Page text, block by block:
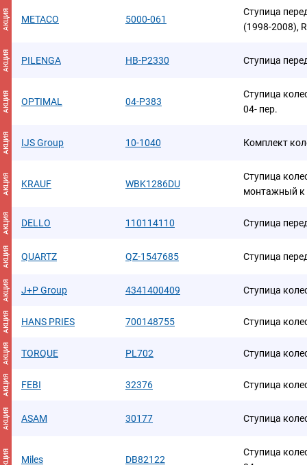
АКЦИЯ METACO 5000-061
Ступица
(1998-2008),
АКЦИЯ PILENGA HB-P2330 Ступица
АКЦИЯ OPTIMAL 04-P383
Ступица
04- пер.
АКЦИЯ IJS Group 10-1040 Комплект
АКЦИЯ KRAUF WBK1286DU
Ступица
монтажный к
АКЦИЯ DELLO 110114110 Ступица
АКЦИЯ QUARTZ QZ-1547685 Ступица
АКЦИЯ J+P Group 4341400409 Ступица
АКЦИЯ HANS PRIES 700148755 Ступица
АКЦИЯ TORQUE PL702 Ступица
АКЦИЯ FEBI 32376 Ступица
АКЦИЯ ASAM 30177 Ступица
АКЦИЯ Miles DB82122
Ступица